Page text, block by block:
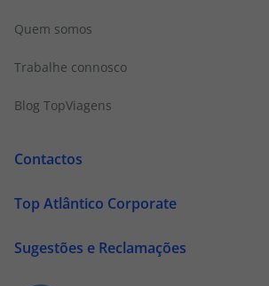
Quem somos
Trabalhe connosco
Blog TopViagens
Contactos
Top Atlântico Corporate
Sugestões e Reclamações